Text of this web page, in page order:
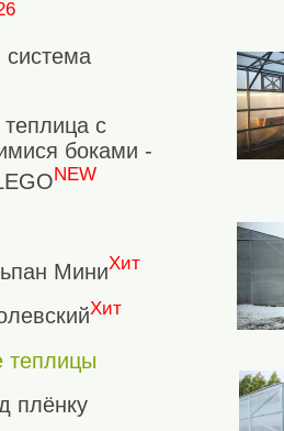
система
с
боками -
NEW
МиниХит
Хит
теплицы
плёнку